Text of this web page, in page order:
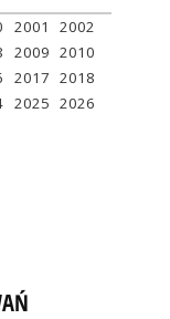
2001
2002
2009 2010
2017 2018
2025 2026